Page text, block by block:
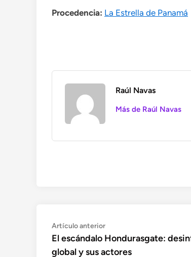
Procedencia: La Estrella de Panamá
Raúl Navas
Más de Raúl Navas
Navegación
de
Artículo anteriorArtículo
anterior:
El escándalo Hondurasgate:
global y sus actores